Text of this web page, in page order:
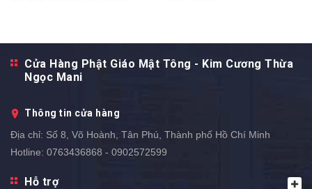
Cửa Hàng Phật Giáo Mật Tông - Kim Cương Thừa
Ngọc Mani
Thông tin cửa hàng
Địa chỉ: Số 8, Võ Hoành, Tân Phú, Thành phố Hồ Chí Minh
Hotline: 0763436868 - 0902572599
Hỗ trợ